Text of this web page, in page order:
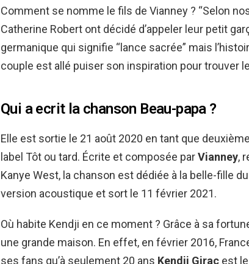
Comment se nomme le fils de Vianney ? “Selon
Catherine Robert ont décidé d’appeler leur petit
germanique qui signifie “lance sacrée” mais
couple est allé puiser son inspiration pour trouver
Qui a ecrit la chanson Beau-papa ?
Elle est sortie le 21 août 2020 en tant que
label Tôt ou tard. Écrite et composée parVianney,
Kanye West, la chanson est dédiée à la belle-fille
version acoustique et sort le 11 février 2021.
Où habite Kendji en ce moment ? Grâce à sa
une grande maison. En effet, en février 2016,
ses fans qu’à seulement 20 ans Kendji Girac est